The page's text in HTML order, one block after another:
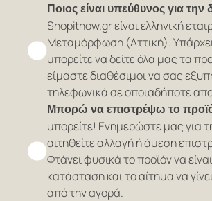
Ποιος είναι υπεύθυνος για την
Shopitnow.gr είναι ελληνική
Μεταμόρφωση (Αττική).
μπορείτε να δείτε όλα μας τα
είμαστε διαθέσιμοι να σας
τηλεφωνικά σε οποιαδήποτε
Μπορώ να επιστρέψω το
μπορείτε! Ενημερώστε μας για
αιτηθείτε αλλαγή ή άμεση
Φτάνει φυσικά το προϊόν να
κατάσταση και το αίτημα να
από την αγορά.